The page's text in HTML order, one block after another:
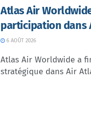
Atlas Air
participation dans
6 AOÛT 2026
Atlas Air Worldwide a
stratégique dans Air